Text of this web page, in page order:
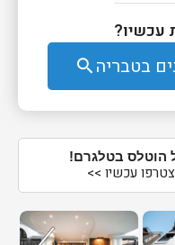
בטבריה search
הוטלס בטלגרם!
עכשיו >>